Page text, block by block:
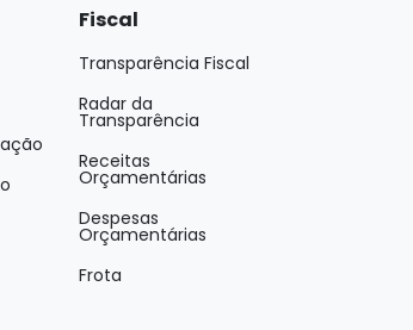
Fiscal
Transparência Fiscal
Radar da
Transparência
Receitas
Orçamentárias
Despesas
Orçamentárias
Frota